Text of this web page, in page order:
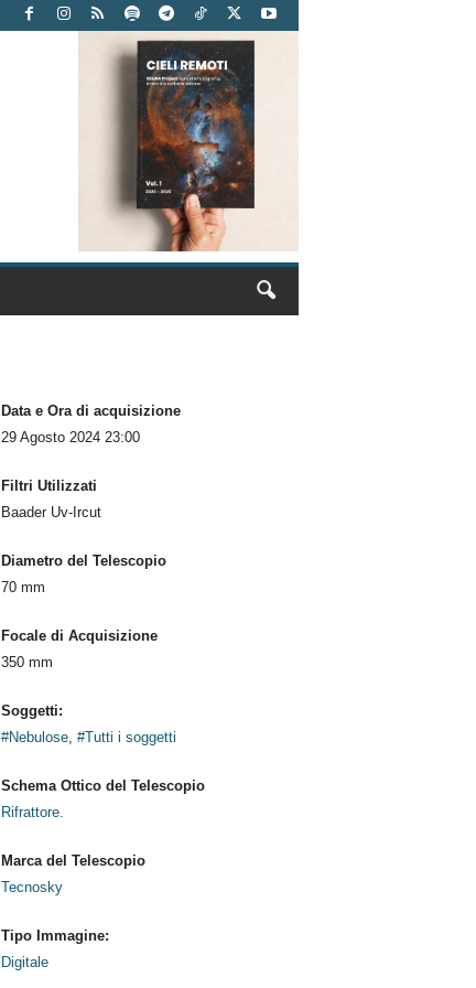
Data e Ora di acquisizione
29 Agosto 2024 23:00
Filtri Utilizzati
Baader Uv-Ircut
Diametro del Telescopio
70 mm
Focale di Acquisizione
350 mm
Soggetti:
#Nebulose, #Tutti i soggetti
Schema Ottico del Telescopio
Rifrattore.
Marca del Telescopio
Tecnosky
Tipo Immagine:
Digitale